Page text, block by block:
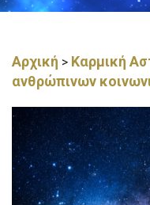
Αρχική > Καρμική
ανθρώπινων